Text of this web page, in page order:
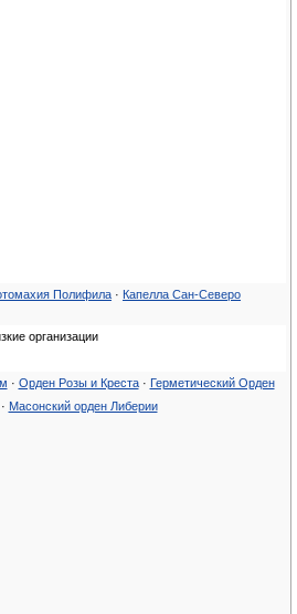
Полифила · Капелла Сан-Северо
организации
· Орден Розы и Креста· Герметический Орден
Масонский орден Либерии